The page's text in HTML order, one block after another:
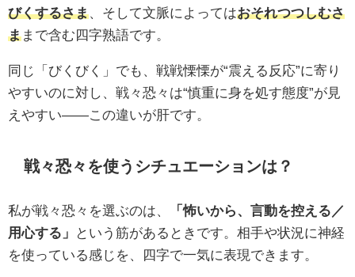
びくするさま 、そして文脈によってはおそれつつしむさ
ままで含む四字熟語です。
同じ「びくびく」でも、戦戦慄慄が“震える反応”に寄り
やすいのに対し、戦々恐々は“慎重に身を処す態度”が見
えやすい——この違いが肝です。
戦々恐々を使うシチュエーションは？
私が戦々恐々を選ぶのは、
「怖いから、言動を控える／
用心する」
という筋があるときです。相手や状況に神経
を使っている感じを、四字で一気に表現できます。